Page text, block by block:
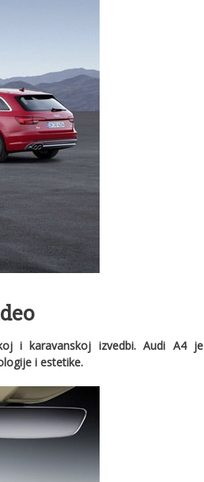
i karavanskoj izvedbi. Audi A4 je
i estetike.